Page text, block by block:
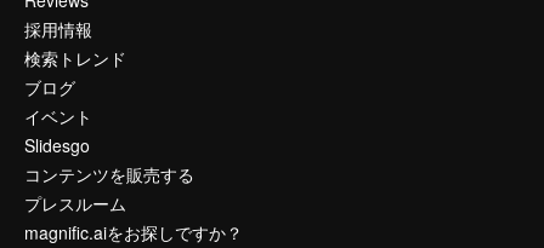
採用情報
検索トレンド
ブログ
イベント
Slidesgo
コンテンツを販売する
プレスルーム
magnific.aiをお探しですか？